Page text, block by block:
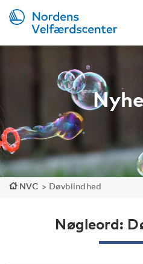
NVC > Døvblindhed
Nøgleord: